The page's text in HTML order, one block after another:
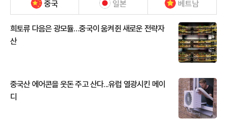
중국 일본 베트남
희토류 다음은 광모듈…중국이 움켜쥔 새로운 전략자
산
중국산 에어콘을 웃돈 주고 산다...유럽 열광시킨 메이
디